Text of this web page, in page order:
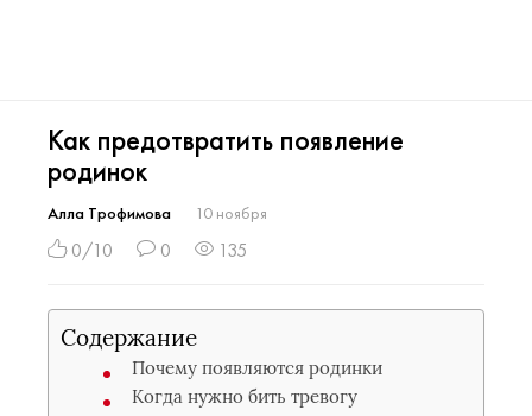
Как предотвратить появление
родинок
Алла Трофимова 10 ноября
0/10 0 135
Содержание
Почему появляются родинки
Когда нужно бить тревогу